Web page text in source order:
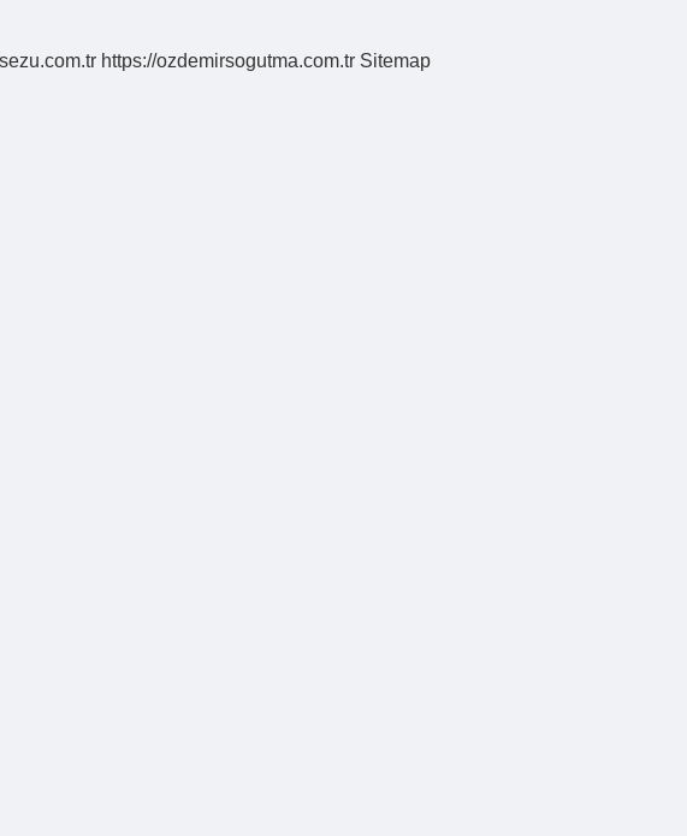
https://ozdemirsogutma.com.tr Sitemap